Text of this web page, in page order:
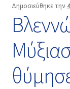
Δημοσιεύθηκε την